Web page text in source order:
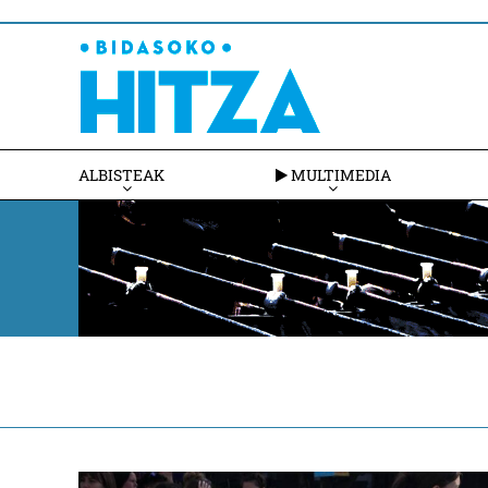
ALBISTEAK MULTIMEDIA